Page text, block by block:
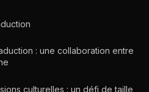
: une collaboration entre
culturelles : un défi de taille